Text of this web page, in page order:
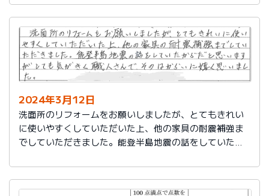
ありがとうございました。
2024年3月12日
洗面所のリフォームをお願いしましたが、とてもきれい
に使いやすくしていただいた上、他の家具の耐震補強ま
でしていただきました。能登半島地震の話をしていたか
からいに嬉しく思いました。